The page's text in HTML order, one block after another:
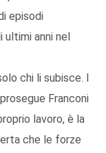
episodi
anni nel
chi li subisce. I
Franconi
lavoro, è la
che le forze